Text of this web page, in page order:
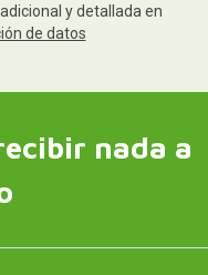
y detallada en
de datos
nada a